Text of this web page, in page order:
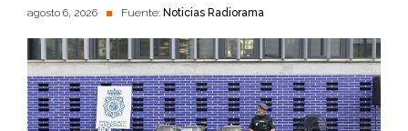
agosto 6, 2026 Fuente: Noticias Radiorama